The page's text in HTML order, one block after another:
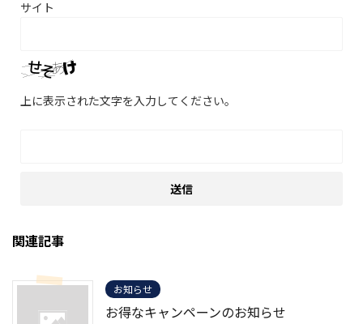
サイト
上に表示された文字を入力してください。
関連記事
お知らせ
お得なキャンペーンのお知らせ